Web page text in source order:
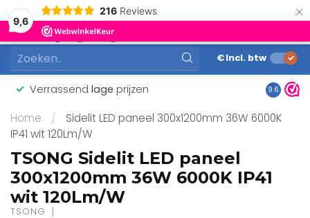
9,6
216 Reviews ×
MENU
0
€Incl. btw
Verrassend lage prijzen 9.6
Home /
Sidelit LED paneel 300x1200mm 36W 6000K
IP41 wit 120Lm/W
TSONG Sidelit LED paneel
300x1200mm 36W 6000K IP41
wit 120Lm/W
TSONG